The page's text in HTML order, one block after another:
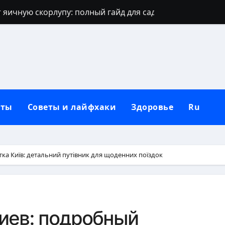
скорлупу: полный гайд для сада
духовный щит дома, семьи и сердца
рассаду перца без потерь
наследуют исключительно от отца
чтобы сформировать новую привычку
полный гид по правилам севооборота
Советы и лайфхаки Здоровье Ru
Київ: детальний путівник для щоденних поїздок
подробный